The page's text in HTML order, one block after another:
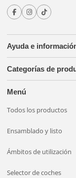
Ayuda e
Categorías de
Menú
Todos los productos
Ensamblado y listo
Ámbitos de utilización
Selector de coches